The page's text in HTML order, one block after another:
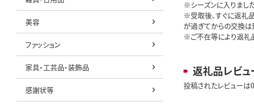
美容
ファッション
家具・工芸品・装飾品
感謝状等
※シーズンに入りまし
※受取後、すぐに返礼
が過ぎてからの交換は
※ご不在等により返礼
返礼品レビュ
投稿されたレビューは0